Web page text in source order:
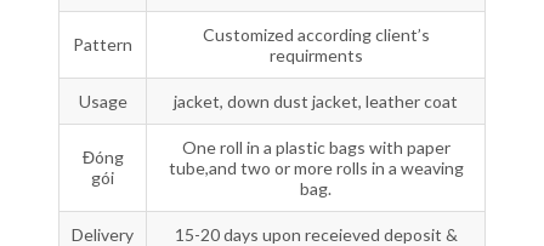
Pattern
Customized according client’s
requirments
Usage jacket, down dust jacket, leather coat
Đóng
gói
One roll in a plastic bags with paper
tube,and two or more rolls in a weaving
bag.
Delivery
15-20 days upon receieved deposit &